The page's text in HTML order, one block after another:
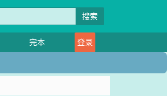
搜索
完本 登录